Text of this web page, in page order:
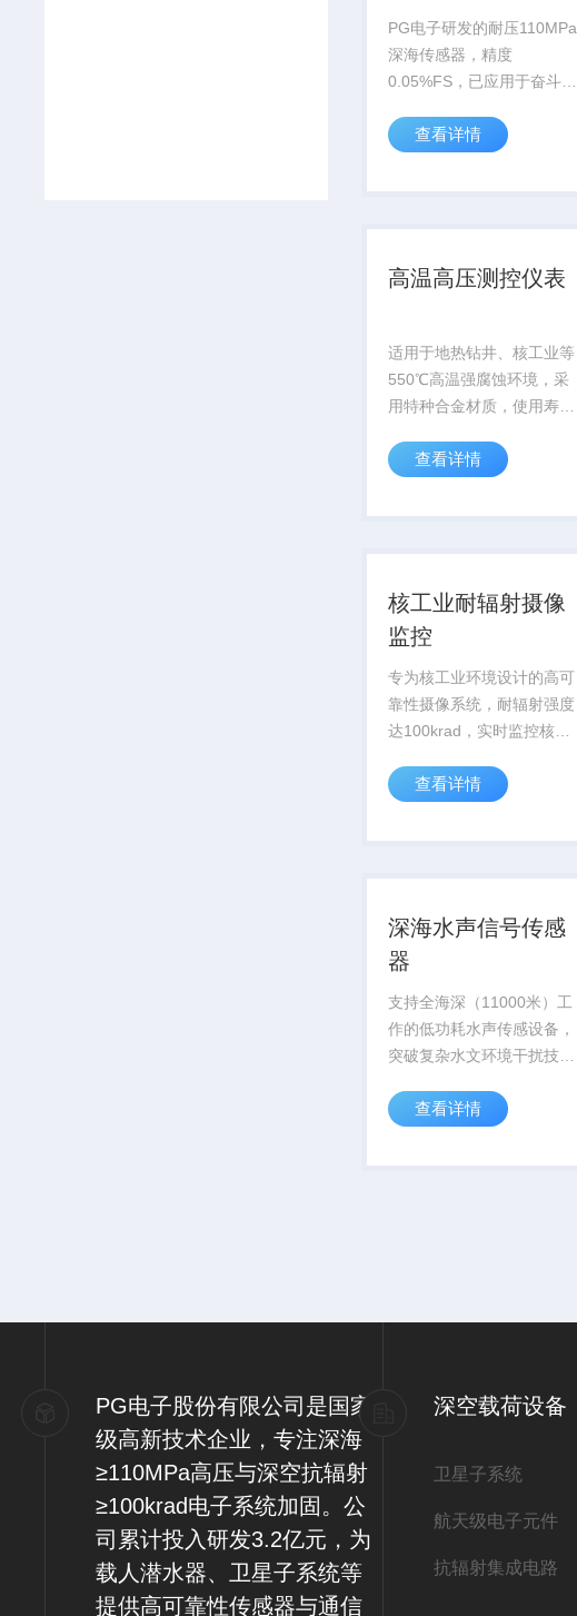
PG电子研发的耐压110MPa
深海传感器，精度
0.05%FS，已应用于奋斗者
科考项目
查看详情
高温高压测控仪表
适用于地热钻井、核工业等
550℃高温强腐蚀环境，采
用特种合金材质，使用寿命
子模拟器官网获取...
查看详情
核工业耐辐射摄像
监控
专为核工业环境设计的高可
靠性摄像系统，耐辐射强度
达100krad，实时监控核反
安全运行
查看详情
深海水声信号传感
器
支持全海深（11000米）工
作的低功耗水声传感设备，
突破复杂水文环境干扰技
达-180dB，为海洋科考与...
查看详情
PG电子股份有限公司是国家
级高新技术企业，专注深海
≥110MPa高压与深空抗辐射
≥100krad电子系统加固。公
司累计投入研发3.2亿元，为
载人潜水器、卫星子系统等
提供高可靠性传感器与通信
深空载荷设备
卫星子系统
航天级电子元件
抗辐射集成电路